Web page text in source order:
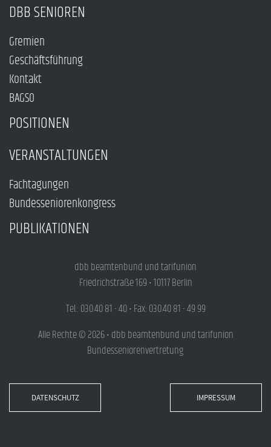
DBB SENIOREN
Gremien
Geschäftsführung
Kontakt
BAGSO
POSITIONEN
VERANSTALTUNGEN
Fachtagungen
Bundesseniorenkongress
PUBLIKATIONEN
dbb beamtenbund und tarifunion
Friedrichstraße 169 • 10117 Berlin
Tel.: 030.40 81 - 40 • Fax: 030.40 81 - 49 99
Alle Rechte © 2026 • dbb beamtenbund und tarifunion
Bundesseniorenvertretung
DATENSCHUTZ IMPRESSUM